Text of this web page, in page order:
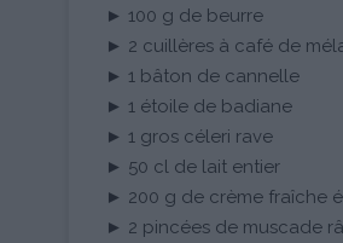
► 100 g de beurre
► 2 cuillères à café de
► 1 bâton de cannelle
► 1 étoile de badiane
► 1 gros céleri rave
► 50 cl de lait entier
► 200 g de crème fraîche
► 2 pincées de muscade